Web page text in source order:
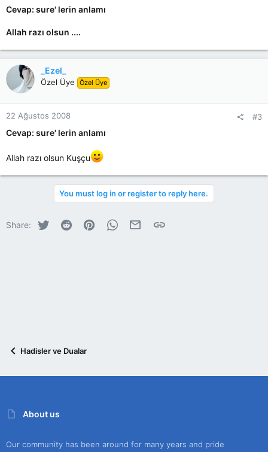
Cevap: sure' lerin anlamı
Allah razı olsun ....
_Ezel_
Özel Üye Özel Üye
22 Ağustos 2008 #3
Cevap: sure' lerin anlamı
Allah razı olsun Kuşçu
You must log in or register to reply here.
Share: Twitter Reddit PinterestWhatsApp
E-postaLink
Hadisler ve Dualar
About us
Our community has been around for many years and pride